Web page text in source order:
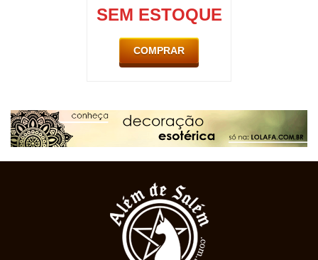
SEM ESTOQUE
COMPRAR